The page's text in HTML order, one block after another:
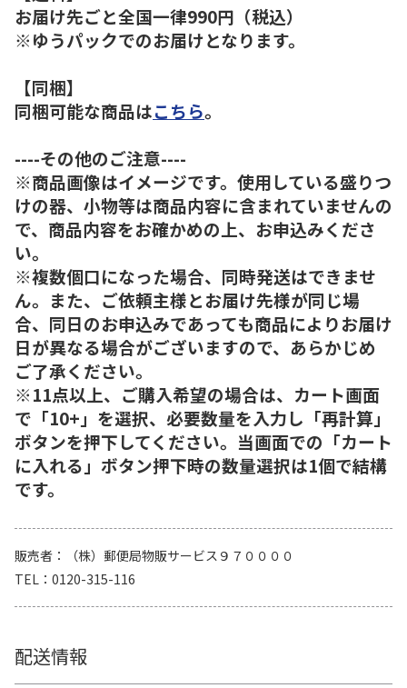
お届け先ごと全国一律990円（税込）
※ゆうパックでのお届けとなります。
【同梱】
同梱可能な商品はこちら。
----その他のご注意----
※商品画像はイメージです。使用している盛りつ
けの器、小物等は商品内容に含まれていませんの
で、商品内容をお確かめの上、お申込みくださ
い。
※複数個口になった場合、同時発送はできませ
ん。また、ご依頼主様とお届け先様が同じ場
合、同日のお申込みであっても商品によりお届け
日が異なる場合がございますので、あらかじめ
ご了承ください。
※11点以上、ご購入希望の場合は、カート画面
で「10+」を選択、必要数量を入力し「再計算」
ボタンを押下してください。当画面での「カート
に入れる」ボタン押下時の数量選択は1個で結構
です。
販売者
（株）郵便局物販サービス９７００００
TEL
0120-315-116
配送情報